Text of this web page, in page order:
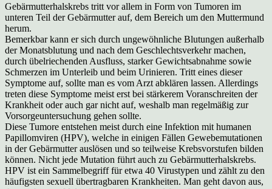
Gebärmutterhalskrebs tritt vor allem in Form von Tumoren im
unteren Teil der Gebärmutter auf, dem Bereich um den Muttermund
herum.
Bemerkbar kann er sich durch ungewöhnliche Blutungen außerhalb
der Monatsblutung und nach dem Geschlechtsverkehr machen,
durch übelriechenden Ausfluss, starker Gewichtsabnahme sowie
Schmerzen im Unterleib und beim Urinieren. Tritt eines dieser
Symptome auf, sollte man es vom Arzt abklären lassen. Allerdings
treten diese Symptome meist erst bei stärkerem Voranschreiten der
Krankheit oder auch gar nicht auf, weshalb man regelmäßig zur
Vorsorgeuntersuchung gehen sollte.
Diese Tumore entstehen meist durch eine Infektion mit humanen
Papillomviren (HPV), welche in einigen Fällen Gewebemutationen
in der Gebärmutter auslösen und so teilweise Krebsvorstufen bilden
können. Nicht jede Mutation führt auch zu Gebärmutterhalskrebs.
HPV ist ein Sammelbegriff für etwa 40 Virustypen und zählt zu den
häufigsten sexuell übertragbaren Krankheiten. Man geht davon aus,